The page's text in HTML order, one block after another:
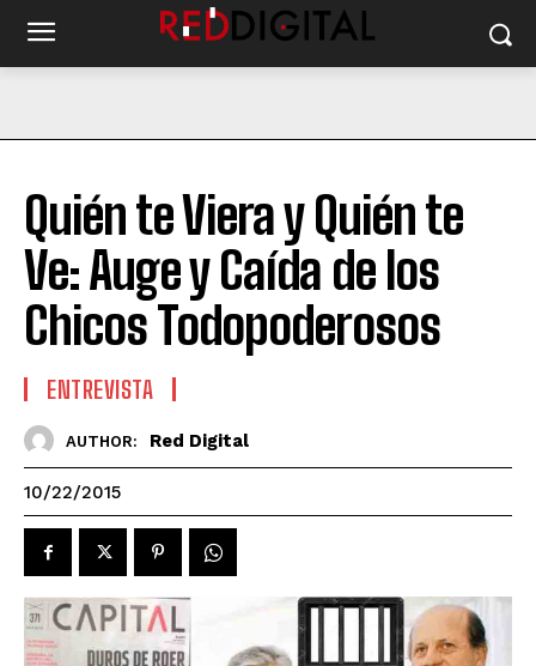
Quién te Viera y Quién te
Ve: Auge y Caída de los
Chicos Todopoderosos
ENTREVISTA
AUTHOR: Red Digital
10/22/2015